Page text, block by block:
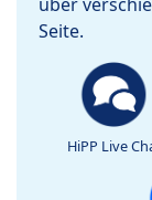
Seite.
HiPP Live